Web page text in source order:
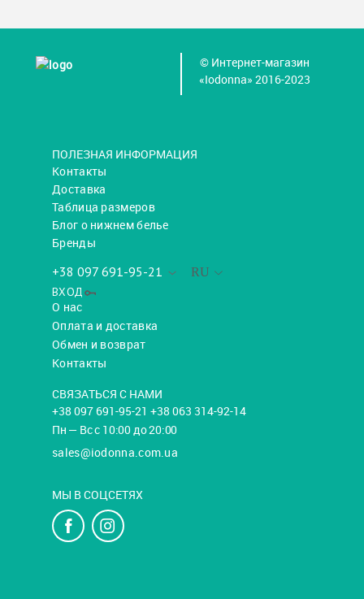
© Интернет-магазин
«Iodonna» 2016-2023
ПОЛЕЗНАЯ ИНФОРМАЦИЯ
Контакты
Доставка
Таблица размеров
Блог о нижнем белье
Бренды
RU
+38 097 691-95-21
ВХОД
О нас
Оплата и доставка
Обмен и возврат
Контакты
СВЯЗАТЬСЯ С НАМИ
+38 097 691-95-21 +38 063 314-92-14
Пн — Вс с 10:00 до 20:00
sales@iodonna.com.ua
МЫ В СОЦСЕТЯХ